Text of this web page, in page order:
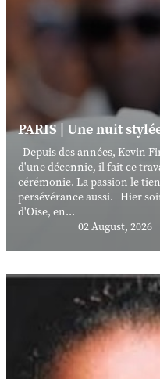
PARIS | Une nuit
Depuis des années, Kevin
d'une décennie, il fait ce
cérémonie. La passion le
persévérance aussi. Hier
d'Oise, en...
02 August, 2026